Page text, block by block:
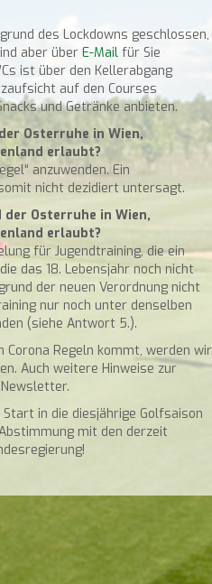
des Lockdowns geschlossen,
aber über E-Mail für Sie
ist über den Kellerabgang
auf den Courses
und Getränke anbieten.
Osterruhe in Wien,
erlaubt?
anzuwenden. Ein
nicht dezidiert untersagt.
Osterruhe in Wien,
erlaubt?
für Jugendtraining, die ein
das 18. Lebensjahr noch nicht
der neuen Verordnung nicht
nur noch unter denselben
(siehe Antwort 5.).
Corona Regeln kommt, werden wir
Auch weitere Hinweise zur
Newsletter.
in die diesjährige Golfsaison
mit den derzeit